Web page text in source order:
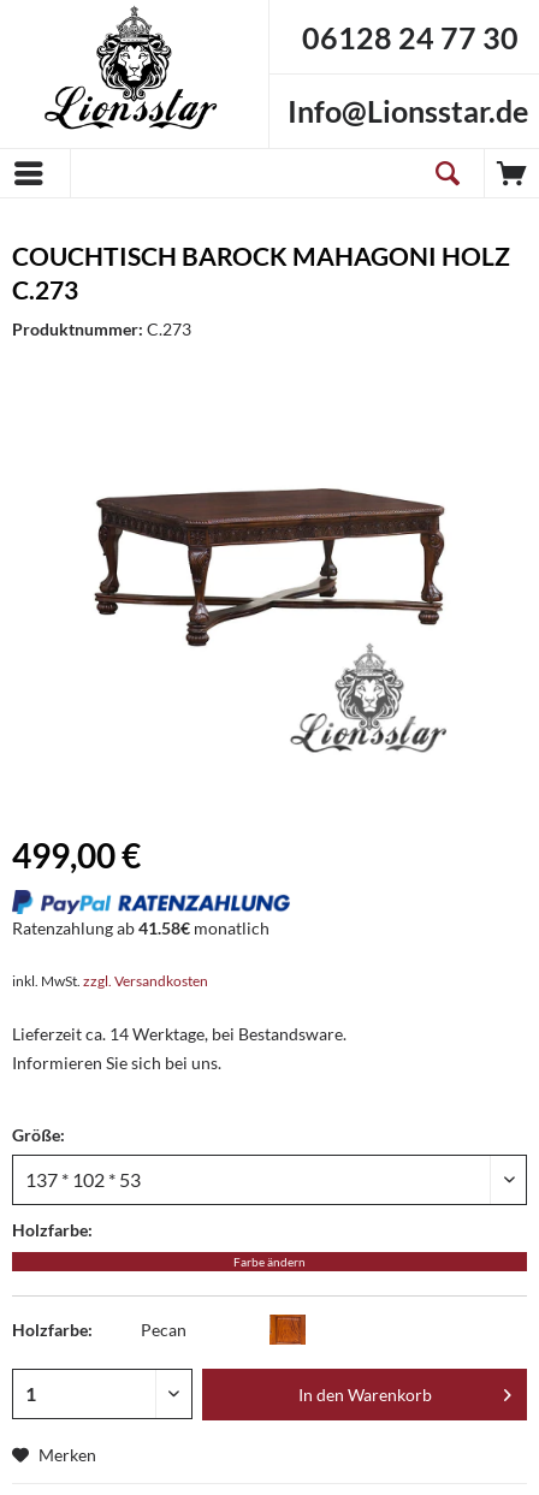
06128 24 77 30
Info@Lionsstar.de
COUCHTISCH BAROCK MAHAGONI HOLZ
C.273
Produktnummer: C.273
499,00 €
Ratenzahlung ab41.58€ monatlich
inkl. MwSt. zzgl. Versandkosten
Lieferzeit ca. 14 Werktage, bei Bestandsware.
Informieren Sie sich bei uns.
Größe:
Holzfarbe:
Farbe ändern
Holzfarbe: Pecan
In den Warenkorb
Merken